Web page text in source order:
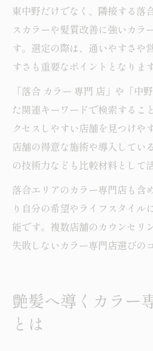
東中野だけでなく、隣接する落
スカラーや髪質改善に強いカラ
す。選定の際は、通いやすさや
すさも重要なポイントとなります
「落合 カラー 専門 店」や「中
た関連キーワードで検索するこ
クセスしやすい店舗を見つけや
店舗の得意な施術や導入してい
の技術力なども比較材料として
落合エリアのカラー専門店も含
り自分の希望やライフスタイル
能です。複数店舗のカウンセリ
失敗しないカラー専門店選びの
艶髪へ導くカラー
とは